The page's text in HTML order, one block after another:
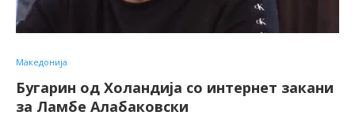
Македонија
Бугарин од Холандија со интернет закани
за Ламбе Алабаковски